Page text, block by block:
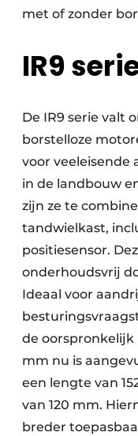
met of zonder
IR9
De IR9 serie valt
borstelloze
voor veeleisende
in de landbouw
zijn ze te
tandwielkast,
positiesensor.
onderhoudsvrij
Ideaal voor
de oorspronkelijk
mm nu is
een lengte van
van 120 mm.
breder